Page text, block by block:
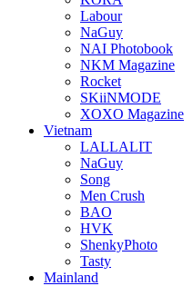
Labour
NaGuy
NAI Photobook
NKM Magazine
Rocket
SKiiNMODE
XOXO Magazine
Vietnam
LALLALIT
NaGuy
Song
Men Crush
BAO
HVK
ShenkyPhoto
Tasty
Mainland